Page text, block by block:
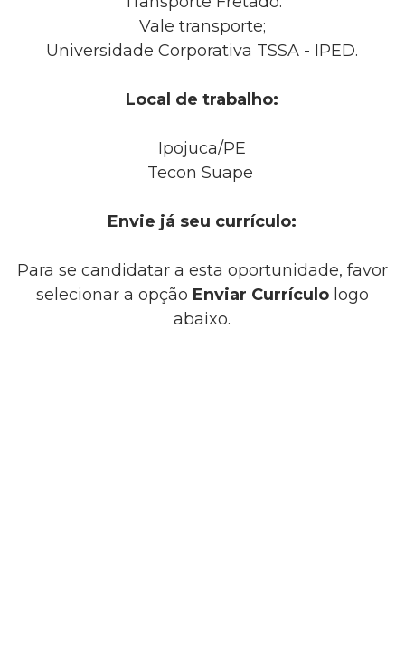
Vale transporte;
Universidade Corporativa TSSA - IPED.
Local de trabalho:
Ipojuca/PE
Tecon Suape
Envie já seu currículo:
Para se candidatar a esta oportunidade, favor
selecionar a opção Enviar Currículologo
abaixo.